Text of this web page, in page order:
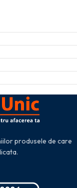
produsele de care